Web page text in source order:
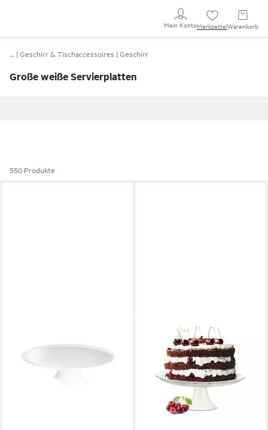
Mein KontoMerkzettel Warenkorb
… Geschirr & Tischaccessoires Geschirr
Große weiße Servierplatten
550 Produkte